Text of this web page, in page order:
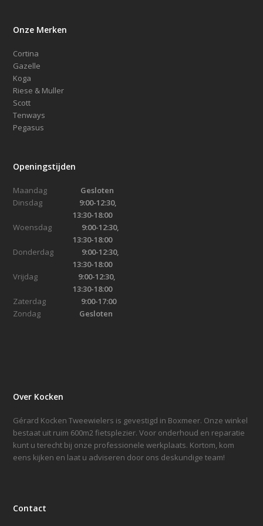
Onze Merken
Cortina
Gazelle
Koga
Riese & Muller
Scott
Tenways
Pegasus
Openingstijden
Maandag Gesloten
Dinsdag 9:00-12:30,
13:30-18:00
Woensdag
9:00-12:30,
13:30-18:00
Donderdag 9:00-12:30,
13:30-18:00
Vrijdag 9:00-12:30,
13:30-18:00
Zaterdag 9:00-17:00
Zondag Gesloten
Over Kocken
Gérard Kocken Tweewielers is gevestigd in Boxmeer. Onze winkel
bestaat uit ruim 600m2 fietsplezier. Voor onderhoud en reparatie
kunt u terecht bij onze professionele werkplaats. Kortom, kom
eens kijken en laat u adviseren door ons deskundige team!
Contact